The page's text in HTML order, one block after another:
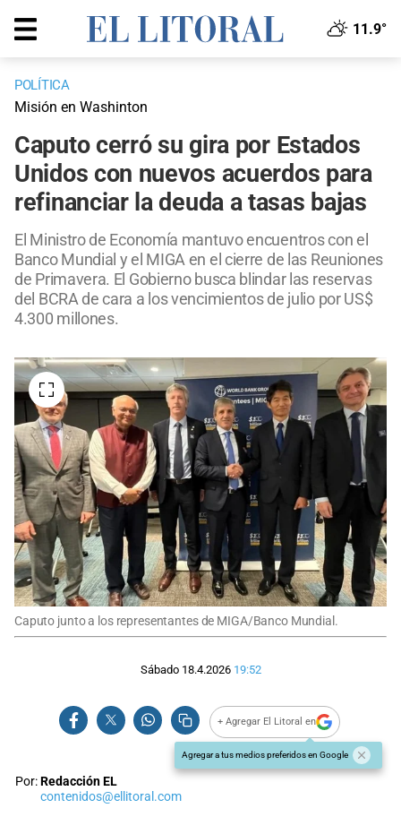
11.9°
POLÍTICA
Misión en Washinton
Caputo cerró su gira por Estados
Unidos con nuevos acuerdos para
refinanciar la deuda a tasas bajas
El Ministro de Economía mantuvo encuentros con el
Banco Mundial y el MIGA en el cierre de las Reuniones
de Primavera. El Gobierno busca blindar las reservas
del BCRA de cara a los vencimientos de julio por US$
4.300 millones.
Caputo junto a los representantes de MIGA/Banco Mundial.
Sábado 18.4.2026 19:52
+ Agregar El Litoral en
Agregar a tus medios preferidos en Google
Por:Redacción EL
contenidos@ellitoral.com